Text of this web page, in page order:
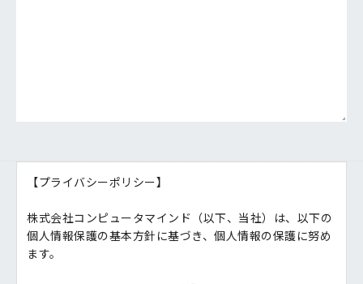
【プライバシーポリシー】
株式会社コンピュータマインド（以下、当社）は、以下の
個人情報保護の基本方針に基づき、個人情報の保護に努め
ます。